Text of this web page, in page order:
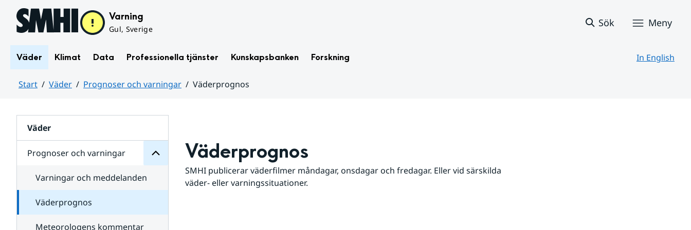
Hoppa till sidans innehåll Varning
Gul, Sverige
Sök Meny
Väder Klimat Data Professionella tjänster Kunskapsbanken Forskning In English
Start Väder Prognoser och varningar
Väderprognos
Väder
Prognoser och varningar
för
varningar
Varningar och meddelanden
Väderprognos
Meteorologens kommentar
Väderprognos
SMHI publicerar väderfilmer måndagar, onsdagar och fredagar. Eller vid särskilda
väder- eller varningssituationer.